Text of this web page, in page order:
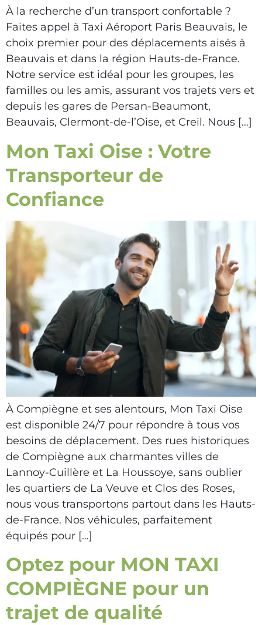
À la recherche d’un transport confortable ?
Faites appel à Taxi Aéroport Paris Beauvais, le
choix premier pour des déplacements aisés à
Beauvais et dans la région Hauts-de-France.
Notre service est idéal pour les groupes, les
familles ou les amis, assurant vos trajets vers et
depuis les gares de Persan-Beaumont,
Beauvais, Clermont-de-l’Oise, et Creil. Nous […]
Mon Taxi Oise : Votre
Transporteur de
Confiance
À Compiègne et ses alentours, Mon Taxi Oise
est disponible 24/7 pour répondre à tous vos
besoins de déplacement. Des rues historiques
de Compiègne aux charmantes villes de
Lannoy-Cuillère et La Houssoye, sans oublier
les quartiers de La Veuve et Clos des Roses,
nous vous transportons partout dans les Hauts-
de-France. Nos véhicules, parfaitement
équipés pour […]
Optez pour MON TAXI
COMPIÈGNE pour un
trajet de qualité